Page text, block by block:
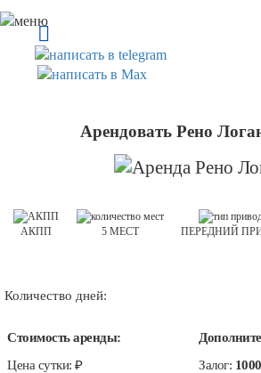
Арендовать Рено
АКПП 5 МЕСТ ПЕРЕДНИЙ
Количество дней:
Стоимость аренды:
Цена сутки: ₽ Залог: